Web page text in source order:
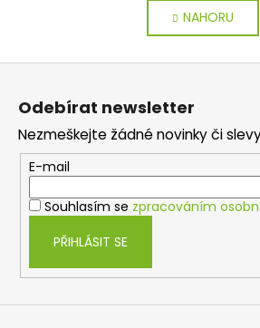
l
á
d
p
r
v
k
p
i
á
n
k
NAHORU
Z
Odebírat newsletter
Nezmeškejte žádné novinky či
E-mail
Souhlasím se zpracováním
PŘIHLÁSIT SE